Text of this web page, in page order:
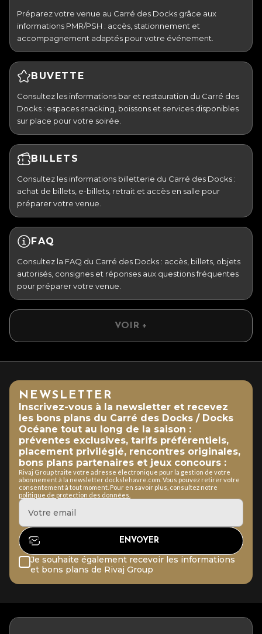
Préparez votre venue au Carré des Docks grâce aux
informations PMR/PSH : accès, stationnement et
accompagnement adaptés pour votre événement.
BUVETTE
Consultez les informations bar et restauration du Carré des
Docks : espaces snacking, boissons et services disponibles
sur place pour votre soirée.
BILLETS
Consultez les informations billetterie du Carré des Docks :
achat de billets, e-billets, retrait et accès en salle pour
préparer votre venue.
FAQ
Consultez la FAQ du Carré des Docks : accès, billets, objets
autorisés, consignes et réponses aux questions fréquentes
pour préparer votre venue.
VOIR +
NEWSLETTER
Inscrivez-vous à la newsletter et recevez
les bons plans du Carré des Docks / Docks
Océane tout au long de la saison :
préventes exclusives, tarifs préférentiels,
placement privilégié, rencontres originales,
bons plans partenaires et jeux concours :
Rivaj Group traite votre adresse électronique pour la gestion de votre
abonnement à la newsletter dockslehavre.com. Vous pouvez retirer votre
consentement à tout moment. Pour en savoir plus, consultez notre
politique de protection des données.
Je souhaite également recevoir les informations
et bons plans de Rivaj Group